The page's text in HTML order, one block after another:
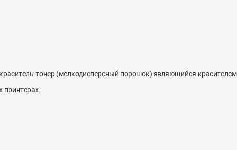
тонер (мелкодисперсный порошок) являющийся красителем
принтерах.